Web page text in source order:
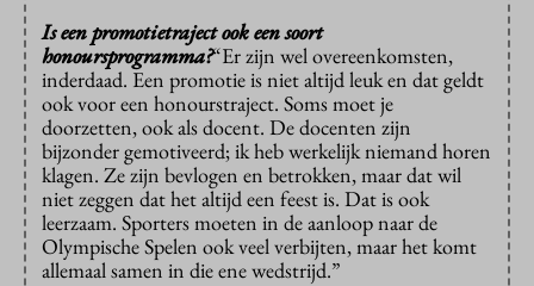
Is een promotietraject ook een soort
honoursprogramma?“Er zijn wel overeenkomsten,
inderdaad. Een promotie is niet altijd leuk en dat geldt
ook voor een honourstraject. Soms moet je
doorzetten, ook als docent. De docenten zijn
bijzonder gemotiveerd; ik heb werkelijk niemand horen
klagen. Ze zijn bevlogen en betrokken, maar dat wil
niet zeggen dat het altijd een feest is. Dat is ook
leerzaam. Sporters moeten in de aanloop naar de
Olympische Spelen ook veel verbijten, maar het komt
allemaal samen in die ene wedstrijd.”